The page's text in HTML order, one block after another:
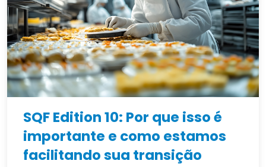
SQF Edition 10: Por que isso é
importante e como estamos
facilitando sua transição